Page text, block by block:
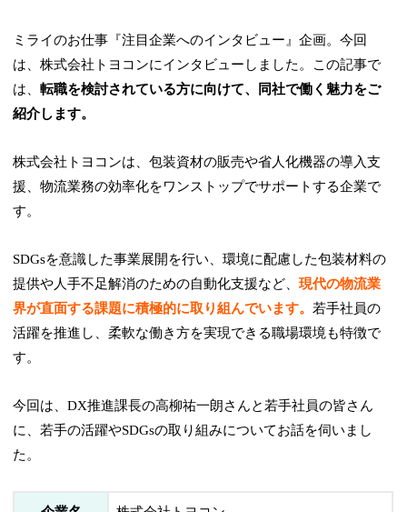
ミライのお仕事『注目企業へのインタビュー』企画。今回
は、株式会社トヨコンにインタビューしました。この記事で
は、転職を検討されている方に向けて、同社で働く魅力をご
紹介します。
株式会社トヨコンは、包装資材の販売や省人化機器の導入支
援、物流業務の効率化をワンストップでサポートする企業で
す。
SDGsを意識した事業展開を行い、環境に配慮した包装材料の
提供や人手不足解消のための自動化支援など、現代の物流業
界が直面する課題に積極的に取り組んでいます。 若手社員の
活躍を推進し、柔軟な働き方を実現できる職場環境も特徴で
す。
今回は、DX推進課長の高柳祐一朗さんと若手社員の皆さん
に、若手の活躍やSDGsの取り組みについてお話を伺いまし
た。